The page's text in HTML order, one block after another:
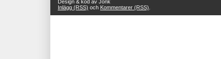
Design & kod av Jonk
Inlägg (RSS) och Kommentarer (RSS)